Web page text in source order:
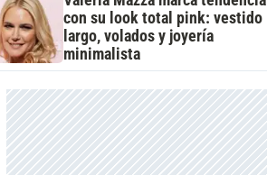
con su look total pink: vestido
largo, volados y joyería
minimalista